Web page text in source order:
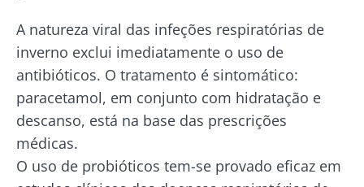
A natureza viral das infeções respiratórias de
inverno exclui imediatamente o uso de
antibióticos. O tratamento é sintomático:
paracetamol, em conjunto com hidratação e
descanso, está na base das prescrições
médicas.
O uso de probióticos tem-se provado eficaz em